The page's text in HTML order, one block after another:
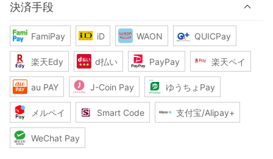
決済手段
FamiPay iD WAON QUICPay
楽天Edy d払い PayPay 楽天ペイ
au PAY J-Coin Pay ゆうちょPay
メルペイ Smart Code 支付宝/Alipay+
WeChat Pay